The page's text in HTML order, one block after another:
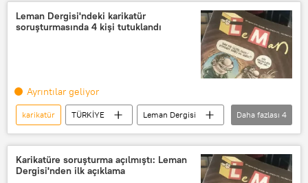
iddianame
Tuncay Akgün
Leman Dergisi'ndeki karikatür
soruşturmasında 4 kişi tutuklandı
Ayrıntılar geliyor
karikatür TÜRKİYE
Leman Dergisi
Soruşturma
Tutuklama
Halkı kin ve düşmanlığa tahrik veya aşağılama
Cumhurbaşkanına hakaret
Daha fazlası 4
Karikatüre soruşturma açılmıştı: Leman
Dergisi'nden ilk açıklama